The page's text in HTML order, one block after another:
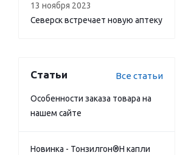
13 ноября 2023
Северск встречает новую аптеку
Статьи Все статьи
Особенности заказа товара на
нашем сайте
Новинка - Тонзилгон®Н капли